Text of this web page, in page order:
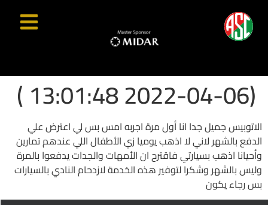
(2022-04-06 13:01:48 )
الاتوبيس جميل جدا انا أول مرة اجربه امس بس لي اعترض علي
الدفع بالشهر لاني لا اذهب يوميا زي الأطفال اللي عندهم تمارين
وأحيانا اذهب بسيارتي فاقترح ان الأمهات والجدات يدفعوا بالمرة
وليس بالشهر وشكرا لتوفير هذه الخدمة لازدحام النادي بالسيارات
بس رجاء يكون